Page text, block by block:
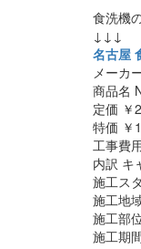
食洗機
↓↓↓
名古屋
メーカ
商品名
定価 ￥
特価 ￥
工事費
内訳 キ
施工ス
施工地
施工部
施工期